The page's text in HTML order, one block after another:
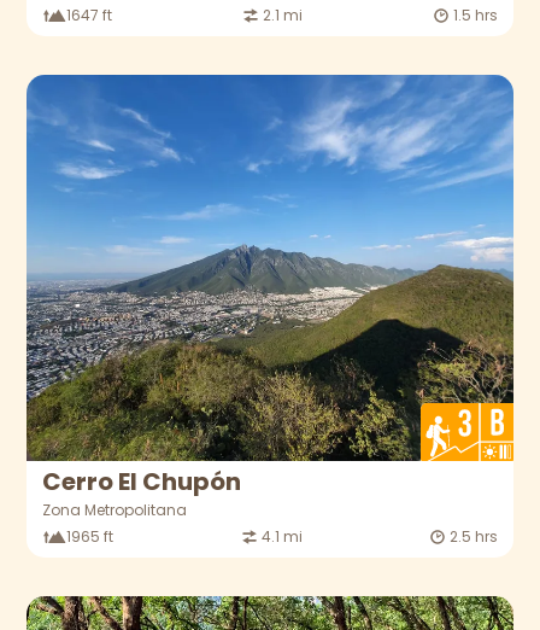
1647 ft
2.1 mi 1.5 hrs
Cerro El Chupón
Zona Metropolitana
1965 ft
4.1 mi 2.5 hrs